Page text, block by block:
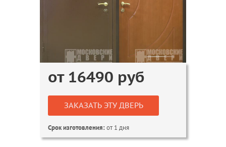
от 16490 руб
ЗАКАЗАТЬ ЭТУ ДВЕРЬ
Срок изготовления:от 1 дня